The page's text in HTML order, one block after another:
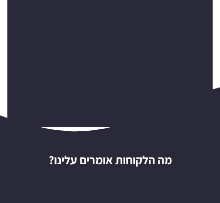
מה הלקוחות אומרים עלינו?